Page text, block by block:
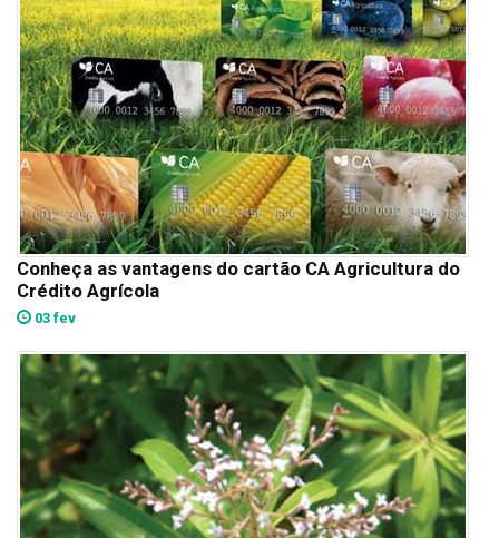
Conheça as vantagens do cartão CA Agricultura do
Crédito Agrícola
03 fev